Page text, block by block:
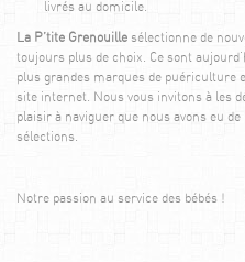
livrés au domicile.
La P’tite Grenouille sélectionne de
toujours plus de choix. Ce sont
plus grandes marques de puériculture
site internet. Nous vous invitons à les
plaisir à naviguer que nous avons eu
sélections.
Notre passion au service des bébés !